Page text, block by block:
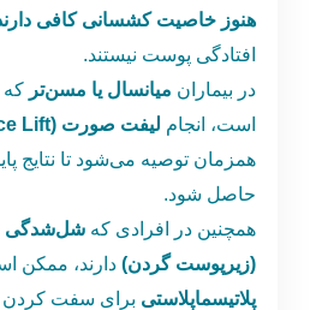
هنوز خاصیت کشسانی کافی
افتادگی پوست نیستند.
در بیماران میانسال یا مسن‌تر
است، انجام لیفت صورت (Face Lift)
همزمان توصیه می‌شود تا نتایج
حاصل شود.
همچنین در افرادی کهشل‌شدگی
(زیرپوست گردن) دارند، ممکن
پلاتیسماپلاستی برای سفت کردن